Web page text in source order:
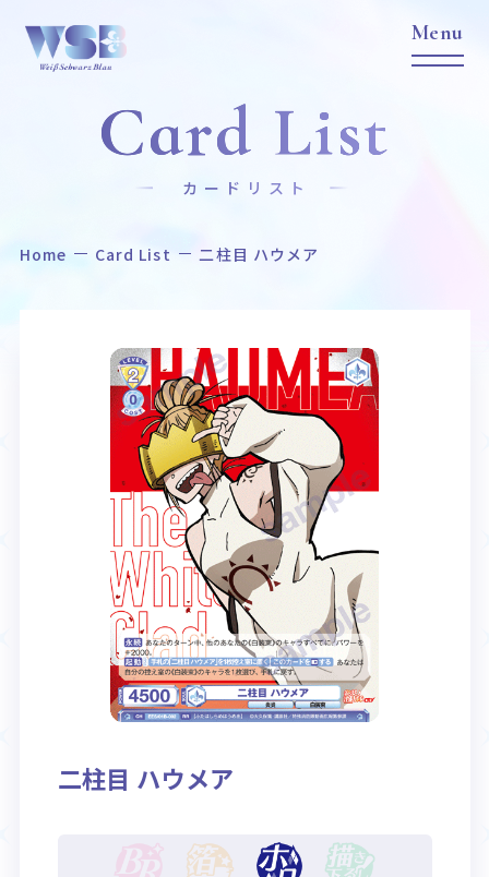
Home News
作品タイトル 商品情報
Event
イベント
Card List
カードリスト
Rule / Q&A
ルール/Q&A
Deck Recipe
デッキレシピ
Card List
カードリスト
Home Card List 二柱目 ハウメア
二柱目 ハウメア